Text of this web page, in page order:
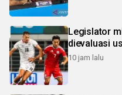
Legislator
dievaluasi
10 jam lalu